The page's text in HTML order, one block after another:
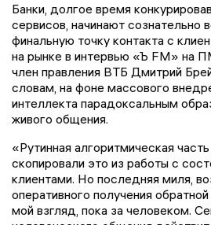
Банки, долгое время
сервисов, начинают сознательно
финальную точку контакта с
на рынке в интервью «Ъ FM» на
член правления ВТБ Дмитрий
словам, на фоне массового
интеллекта парадоксальным
живого общения.
«Рутинная алгоритмическая
скопировали это из работы с
клиентами. Но последняя миля,
оперативного получения
мой взгляд, пока за человеком.